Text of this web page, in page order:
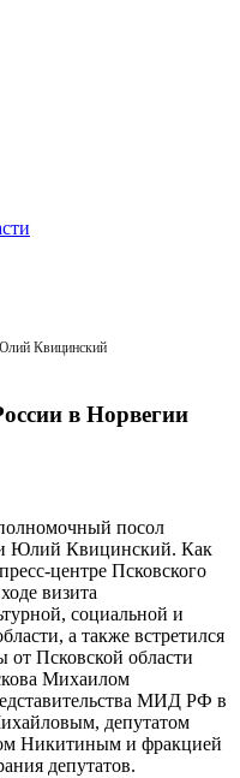
Квицинский
в Норвегии
посол
Юлий Квицинский. Как
центре Псковского
визита
социальной и
а также встретился
от Псковской области
Михаилом
МИД РФ в
депутатом
Никитиным и фракцией
депутатов.